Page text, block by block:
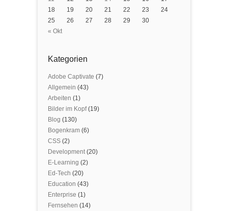
« Okt
18
19 20 21 22 23
24
25
26 27 28 29 30
Kategorien
Adobe Captivate (7)
Allgemein (43)
Arbeiten (1)
Bilder im Kopf(19)
Blog (130)
Bogenkram (6)
CSS (2)
Development(20)
E-Learning (2)
Ed-Tech (20)
Education (43)
Enterprise (1)
Fernsehen (14)